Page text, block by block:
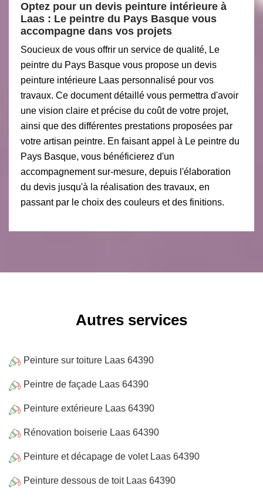
Optez pour un devis peinture intérieure à
Laas : Le peintre du Pays Basque vous
accompagne dans vos projets
Soucieux de vous offrir un service de qualité, Le
peintre du Pays Basque vous propose un devis
peinture intérieure Laas personnalisé pour vos
travaux. Ce document détaillé vous permettra d'avoir
une vision claire et précise du coût de votre projet,
ainsi que des différentes prestations proposées par
votre artisan peintre. En faisant appel à Le peintre du
Pays Basque, vous bénéficierez d'un
accompagnement sur-mesure, depuis l'élaboration
du devis jusqu'à la réalisation des travaux, en
passant par le choix des couleurs et des finitions.
Autres services
Peinture sur toiture Laas 64390
Peintre de façade Laas 64390
Peinture extérieure Laas 64390
Rénovation boiserie Laas 64390
Peinture et décapage de volet Laas 64390
Peinture dessous de toit Laas 64390